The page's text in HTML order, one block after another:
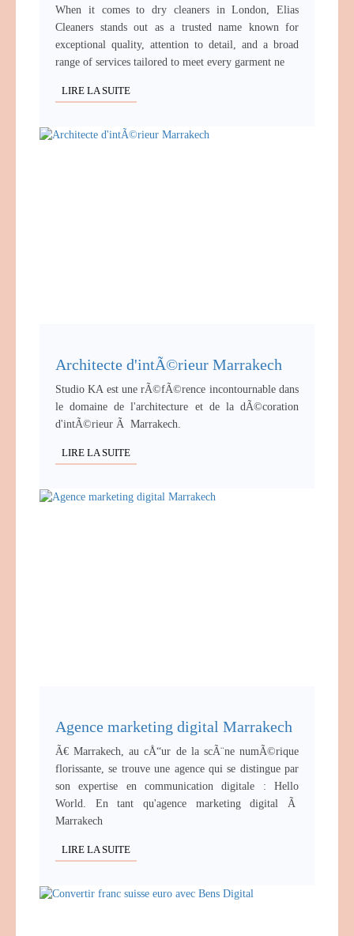
When it comes to dry cleaners in London, Elias
Cleaners stands out as a trusted name known for
exceptional quality, attention to detail, and a broad
range of services tailored to meet every garment ne
LIRE LA SUITE
Architecte d'intÃ©rieur Marrakech
Studio KA est une rÃ©fÃ©rence incontournable dans
le domaine de l'architecture et de la dÃ©coration
d'intÃ©rieur Ã Marrakech.
LIRE LA SUITE
Agence marketing digital Marrakech
Ã€ Marrakech, au cÅ“ur de la scÃ¨ne numÃ©rique
florissante, se trouve une agence qui se distingue par
son expertise en communication digitale : Hello
World. En tant qu'agence marketing digital Ã
Marrakech
LIRE LA SUITE